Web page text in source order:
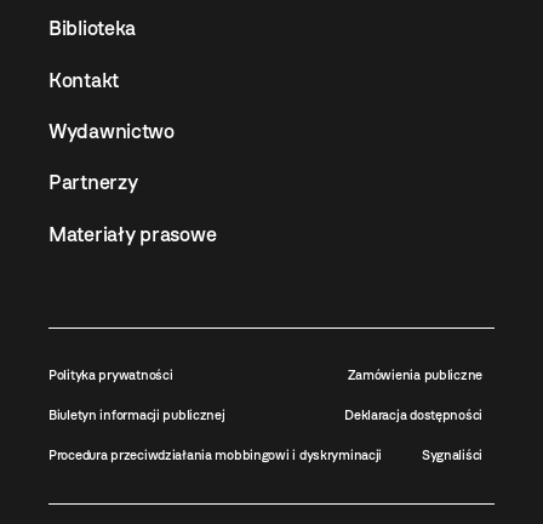
Biblioteka
Kontakt
Wydawnictwo
Partnerzy
Materiały prasowe
Polityka prywatności Zamówienia publiczne
Biuletyn informacji publicznej Deklaracja dostępności
Procedura przeciwdziałania mobbingowi i dyskryminacji Sygnaliści